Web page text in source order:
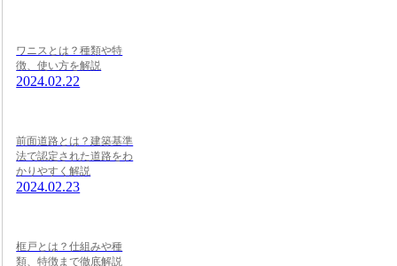
ワニスとは？種類や特
徴、使い方を解説
2024.02.22
前面道路とは？建築基準
法で認定された道路をわ
かりやすく解説
2024.02.23
框戸とは？仕組みや種
類、特徴まで徹底解説